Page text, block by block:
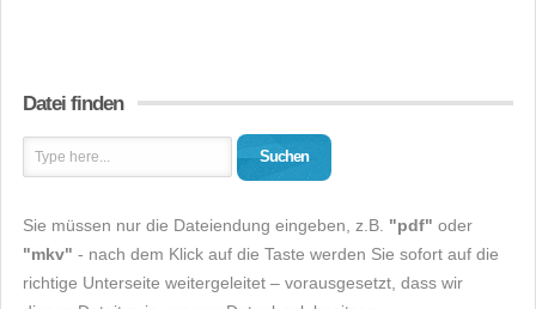
Datei finden
Suchen
Sie müssen nur die Dateiendung eingeben, z.B. "pdf" oder
"mkv" - nach dem Klick auf die Taste werden Sie sofort auf die
richtige Unterseite weitergeleitet – vorausgesetzt, dass wir